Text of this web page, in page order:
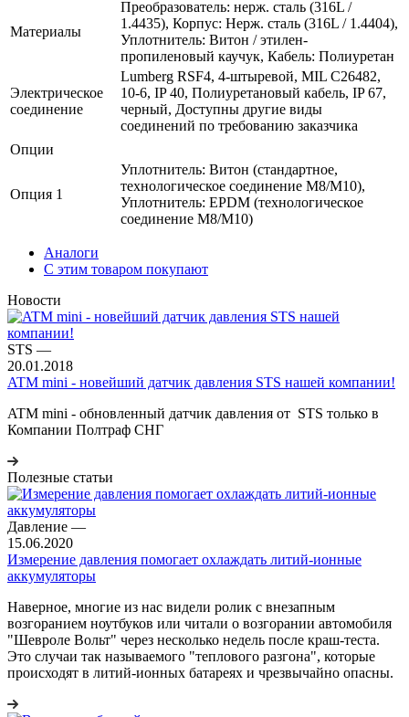
Материалы
Преобразователь: нерж. сталь (316L /
1.4435), Корпус: Нерж. сталь (316L / 1.4404),
Уплотнитель: Витон / этилен-
пропиленовый каучук, Кабель: Полиуретан
Электрическое
соединение
Lumberg RSF4, 4-штыревой, MIL C26482,
10-6, IP 40, Полиуретановый кабель, IP 67,
черный, Доступны другие виды
соединений по требованию заказчика
Опции
Опция 1
Уплотнитель: Витон (стандартное,
технологическое соединение M8/M10),
Уплотнитель: EPDM (технологическое
соединение M8/M10)
Аналоги
С этим товаром покупают
Новости
STS —
20.01.2018
ATM mini - новейший датчик давления STS нашей компании!
ATM mini - обновленный датчик давления от STS только в
Компании Полтраф СНГ
Полезные статьи
Давление —
15.06.2020
Измерение давления помогает охлаждать литий-ионные
аккумуляторы
Наверное, многие из нас видели ролик с внезапным
возгоранием ноутбуков или читали о возгорании автомобиля
"Шевроле Вольт" через несколько недель после краш-теста.
Это случаи так называемого "теплового разгона", которые
происходят в литий-ионных батареях и чрезвычайно опасны.